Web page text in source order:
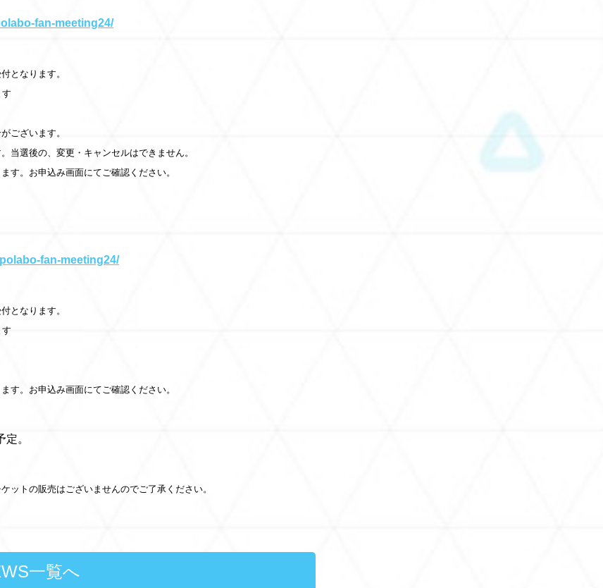
fan-meeting24/
となります。
ございます。
当選後の、変更・キャンセルはできません。
す。お申込み画面にてご確認ください。
fan-meeting24/
となります。
す。お申込み画面にてご確認ください。
。
ットの販売はございませんのでご了承ください。
一覧へ